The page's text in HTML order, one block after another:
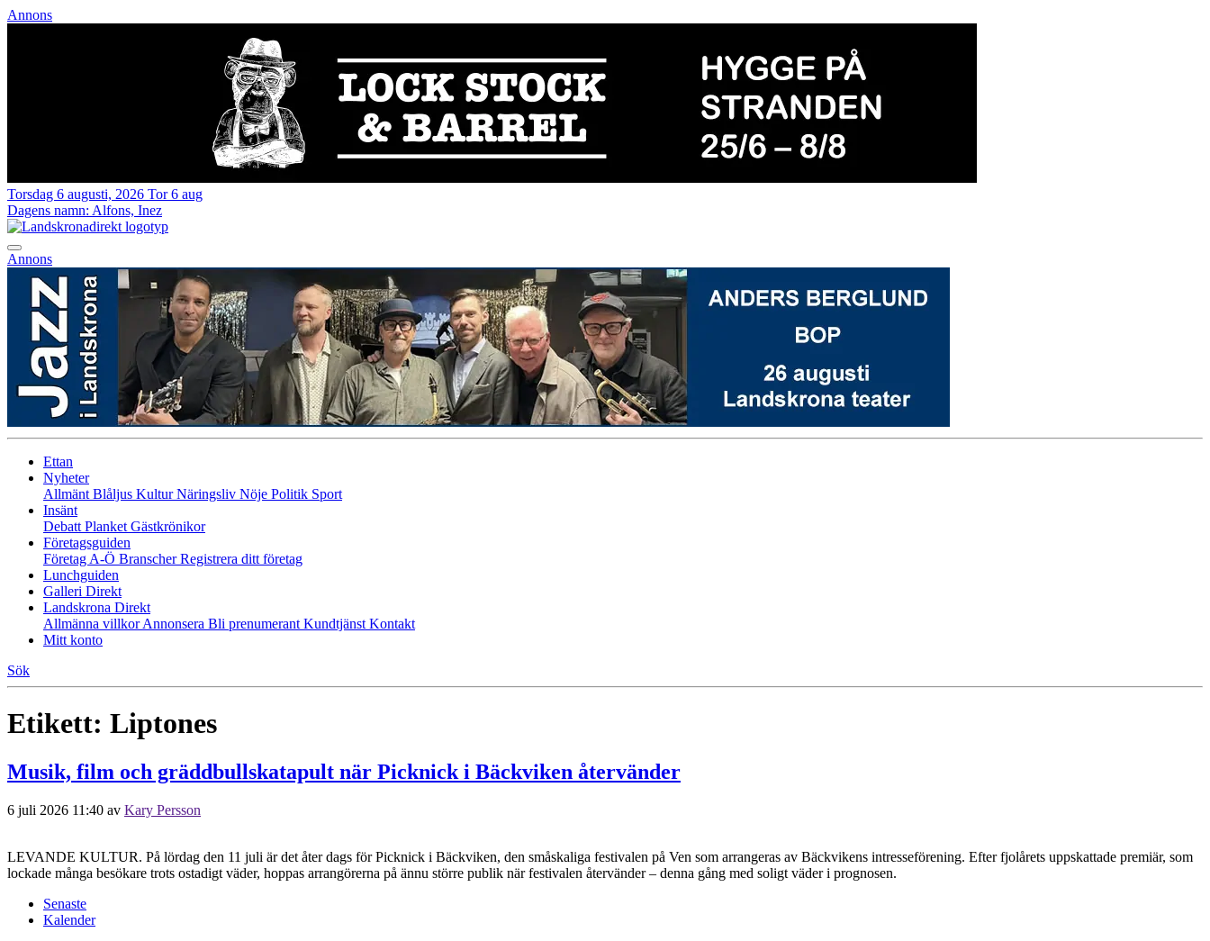
Annons
Torsdag 6 augusti, 2026 Tor 6 aug
Dagens namn: Alfons, Inez
Annons
Ettan
Nyheter
Allmänt Blåljus KulturNäringsliv Nöje Politik Sport
Insänt
Debatt Planket Gästkrönikor
Företagsguiden
Företag A-Ö BranscherRegistrera ditt företag
Lunchguiden
Galleri Direkt
Landskrona Direkt
Allmänna villkorAnnonsera Bli prenumerant Kundtjänst Kontakt
Mitt konto
Sök
Etikett: Liptones
Musik, film och gräddbullskatapult när Picknick i Bäckviken återvänder
6 juli 2026 11:40 av Kary Persson
LEVANDE KULTUR. På lördag den 11 juli är det åter dags för Picknick i Bäckviken, den småskaliga festivalen på Ven som arrangeras av Bäckvikens intresseförening. Efter fjolårets uppskattade premiär, som
lockade många besökare trots ostadigt väder, hoppas arrangörerna på ännu större publik när festivalen återvänder – denna gång med soligt väder i prognosen.
Senaste
Kalender